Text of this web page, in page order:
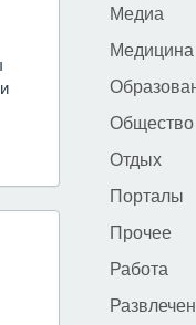
Медиа
Медицина
Общество
Отдых
Порталы
Прочее
Работа